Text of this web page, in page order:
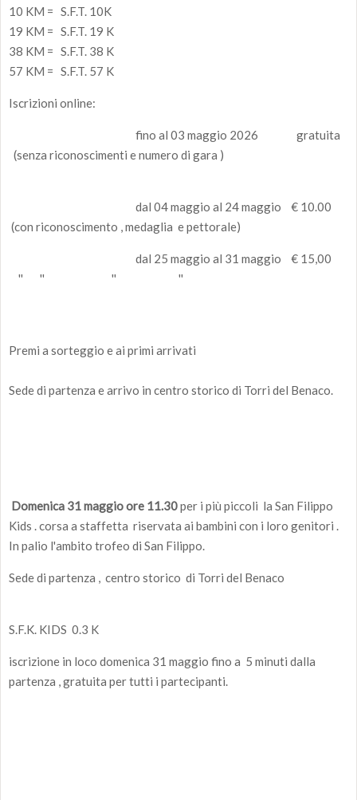
10 KM = S.F.T. 10K
19 KM = S.F.T. 19 K
38 KM = S.F.T. 38 K
57 KM = S.F.T. 57 K
Iscrizioni online:
fino al 03 maggio 2026 gratuita
(senza riconoscimenti e numero di gara )
dal 04 maggio al 24 maggio € 10.00
(con riconoscimento , medaglia e pettorale)
dal 25 maggio al 31 maggio € 15,00
'' '' '' ''
Premi a sorteggio e ai primi arrivati
Sede di partenza e arrivo in centro storico di Torri del Benaco.
Domenica 31 maggio ore 11.30per i più piccoli la San Filippo
Kids . corsa a staffetta riservata ai bambini con i loro genitori .
In palio l'ambito trofeo di San Filippo.
Sede di partenza , centro storico di Torri del Benaco
S.F.K. KIDS 0.3 K
iscrizione in loco domenica 31 maggio fino a 5 minuti dalla
partenza , gratuita per tutti i partecipanti.